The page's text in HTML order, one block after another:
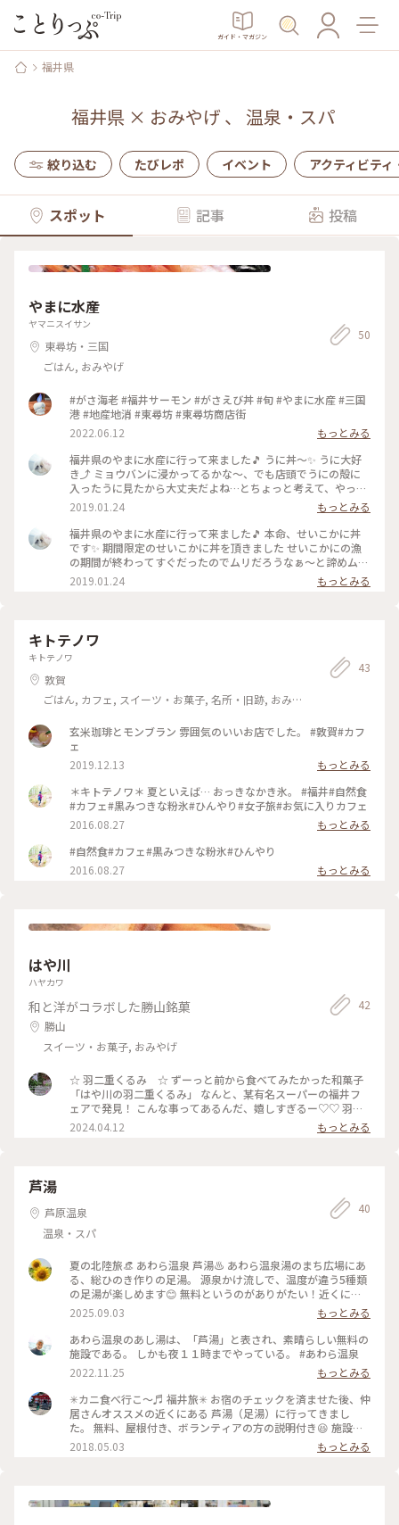
ガイド・マガジン
福井県
福井県 × おみやげ 、 温泉・スパ
絞り込む たびレポ イベント アクティビティ
スポット 記事 投稿
やまに水産
ヤマニスイサン
東尋坊・三国
ごはん, おみやげ
50
#がさ海老 #福井サーモン #がさえび丼 #旬 #やまに水産 #三国
港 #地産地消 #東尋坊 #東尋坊商店街
2022.06.12
もっとみる
福井県のやまに水産に行って来ました🎵 うに丼～✨ うに大好
き⤴️ ミョウバンに浸かってるかな～、でも店頭でうにの殻に
入ったうに見たから大丈夫だよね…とちょっと考えて、やっぱ
り注文 食べたらやっぱり、はい美味しいヤツ～ やっぱりうに
は最高でした⤴️ #福井県#うに丼#うに#冬のごちそう#東尋坊#
やまに水産
2019.01.24
もっとみる
福井県のやまに水産に行って来ました🎵 本命、せいこかに丼
です✨ 期間限定のせいこかに丼を頂きました せいこかにの漁
の期間が終わってすぐだったのでムリだろうなぁ～と諦めムー
ドでしたが、数量限定でありました🙌 丼には、せいこかに2杯
分がのっています 外子がちょっと苦手だったんですが、丼で
まに水産#東尋坊#かに#せいこかに丼#冬のごちそう
2019.01.24 もっとみる
キトテノワ
キトテノワ
敦賀
ごはん, カフェ, スイーツ・お菓子, 名所・旧跡, おみ
43
玄米珈琲とモンブラン 雰囲気のいいお店でした。 #敦賀#カフ
ェ
2019.12.13
もっとみる
＊キトテノワ＊ 夏といえば… おっきなかき氷。 #福井#自然食
#カフェ#黒みつきな粉氷#ひんやり#女子旅#お気に入りカフェ
2016.08.27
もっとみる
#自然食#カフェ#黒みつきな粉氷#ひんやり
2016.08.27
もっとみる
はや川
ハヤカワ
和と洋がコラボした勝山銘菓
勝山
スイーツ・お菓子, おみやげ
42
☆ 羽二重くるみ ☆ ずーっと前から食べてみたかった和菓子
「はや川の羽二重くるみ」 なんと、某有名スーパーの福井フ
ェアで発見！ こんな事ってあるんだ、嬉しすぎるー♡♡ 羽二
重餅と飴炊きくるみをシュー皮でサンド 少し甘くて柔らかく
てしっとり、くるみの歯応えも良く何てバランスの良いお菓子
2024.04.12 もっとみる
芦湯
芦原温泉
温泉・スパ
40
夏の北陸旅👒 あわら温泉 芦湯♨️ あわら温泉湯のまち広場にあ
る、総ひのき作りの足湯。 源泉かけ流しで、温度が違う5種類
の足湯が楽しめます😊 無料というのがありがたい！近くには
無料駐車場もあります。 カラフルな提灯が飾ってあったり、舟
の形の浴槽があったり、入り比べするのも楽しい！ 近くには
湯けむり横丁があって夜は賑やかになりそうです😊 福井とい
えば恐竜！ やっぱりここにも恐竜博士がいました🦖 #夏の北陸
旅 #北陸旅 #あわら温泉 #芦湯 #足湯 #温泉 #湯けむり横丁 #あ
わら #芦原 #福井
2025.09.03
もっとみる
あわら温泉のあし湯は、「芦湯」と表され、素晴らしい無料の
施設である。 しかも夜１１時までやっている。 #あわら温泉
2022.11.25
もっとみる
✳︎カニ食べ行こ〜♬ 福井旅✳︎ お宿のチェックを済ませた後、仲
居さんオススメの近くにある 芦湯（足湯）に行ってきまし
た。 無料、屋根付き、ボランティアの方の説明付き😆 施設内
はあたらしくピカピカ✨足湯は全部で5ヶ所。壱の湯から始め
て5つ目の舟の湯までしっかりと楽しんできました😊 足湯巡り
2018.05.03 もっとみる